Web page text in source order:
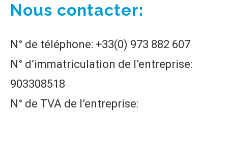
Nous contacter:
N° de téléphone: +33(0) 973 882 607
N° d’immatriculation de l’entreprise:
903308518
N° de TVA de l’entreprise: